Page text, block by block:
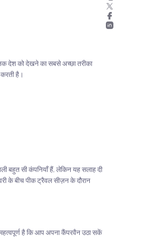
देश को देखने का सबसे अच्छा तरीका
है।
बहुत सी कंपनियाँ हैं, लेकिन यह सलाह दी
के बीच पीक ट्रैवल सीज़न के दौरान
है कि आप अपना कैंपरवैन उठा सकें